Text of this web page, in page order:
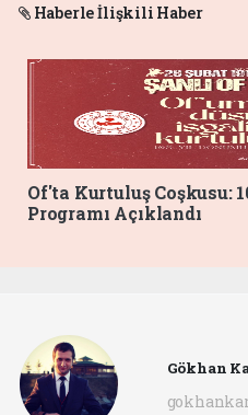
Haberle İlişkili Haber
Of'ta Kurtuluş Coşkusu:
Programı Açıklandı
Gökhan